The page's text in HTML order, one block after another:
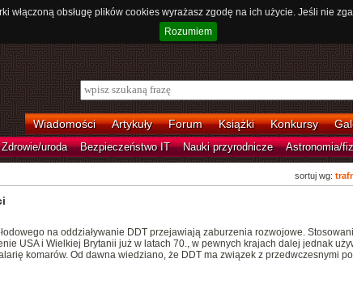
włączoną obsługę plików cookies wyrażasz zgodę na ich użycie. Jeśli nie
Rozumiem
Wiadomości Artykuły Forum Książki Konkursy
Zdrowie/uroda Bezpieczeństwo IT Nauki przyrodnicze Astronomia/
sortuj wg:
na oddziaływanie DDT przejawiają zaburzenia rozwojowe.
USA i Wielkiej Brytanii już w latach 70., w pewnych krajach dalej jednak
komarów. Od dawna wiedziano, że DDT ma związek z przedwczesnymi